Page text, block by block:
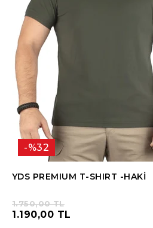
YDS PREMIUM T-SHIRT -HAKİ
%32
1.190,00 TL
1.750,00 TL